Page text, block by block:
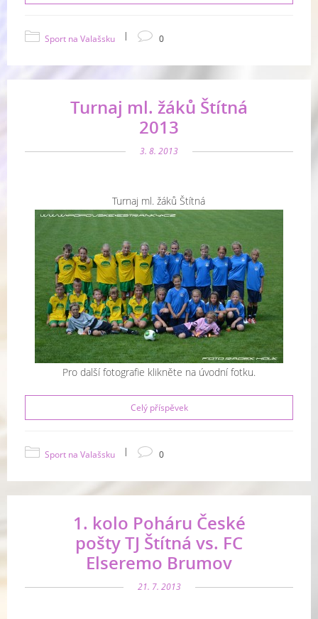
Sport na Valašsku | 0
Turnaj ml. žáků Štítná
2013
3. 8. 2013
Turnaj ml. žáků Štítná
Pro další fotografie klikněte na úvodní fotku.
Celý příspěvek
Sport na Valašsku | 0
1. kolo Poháru České
pošty TJ Štítná vs. FC
Elseremo Brumov
21. 7. 2013